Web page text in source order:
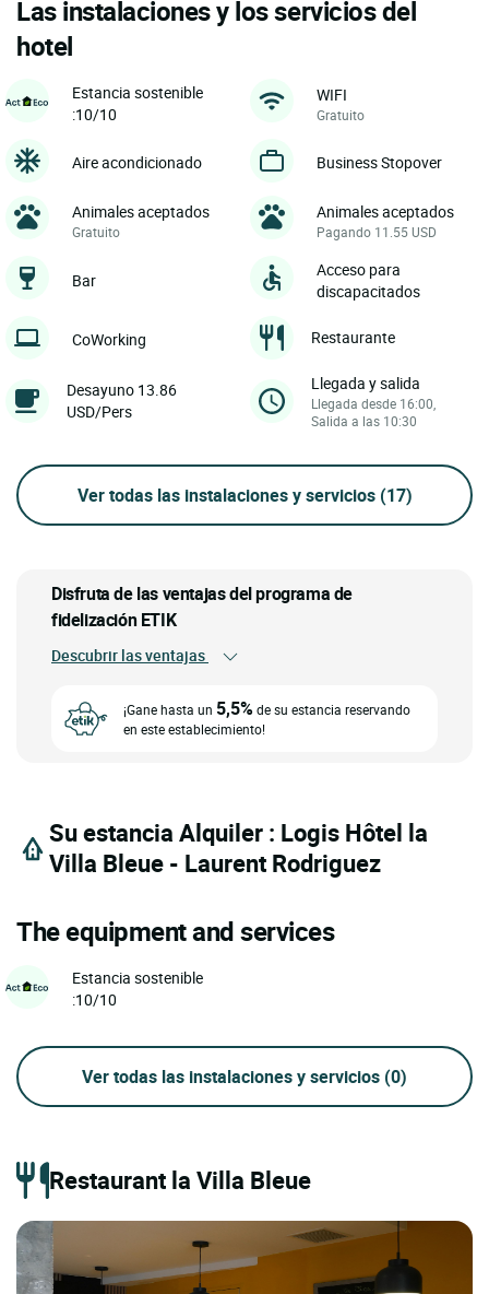
Las instalaciones y los servicios del
hotel
Estancia sostenible
:10/10
WIFI
Gratuito
Aire acondicionado Business Stopover
Animales aceptados
Gratuito
Animales aceptados
Pagando 11.55 USD
Bar
Acceso para
discapacitados
CoWorking Restaurante
Desayuno 13.86
USD/Pers
Llegada y salida
Llegada desde 16:00,
Salida a las 10:30
Ver todas las instalaciones y servicios (17)
Disfruta de las ventajas del programa de
fidelización ETIK
Descubrir las ventajas
¡Gane hasta un 5,5%de su estancia reservando
en este establecimiento!
Su estancia Alquiler : Logis Hôtel la
Villa Bleue - Laurent Rodriguez
The equipment and services
Estancia sostenible
:10/10
Ver todas las instalaciones y servicios (0)
Restaurant la Villa Bleue